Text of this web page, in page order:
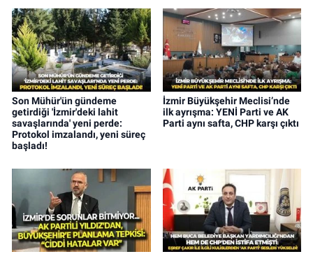
Son Mühür'ün gündeme
getirdiği 'İzmir'deki lahit
savaşlarında' yeni perde:
Protokol imzalandı, yeni süreç
başladı!
İzmir Büyükşehir Meclisi’nde
ilk ayrışma: YENİ Parti ve AK
Parti aynı safta, CHP karşı çıktı